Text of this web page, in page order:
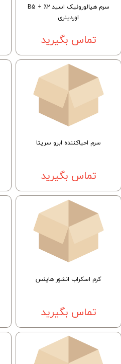
سرم هیالورونیک اسید ۲٪ + B5
اوردینری
تماس بگیرید
سرم احیاکننده ابرو سریتا
تماس بگیرید
کرم اسکراب انشور هاینس
تماس بگیرید